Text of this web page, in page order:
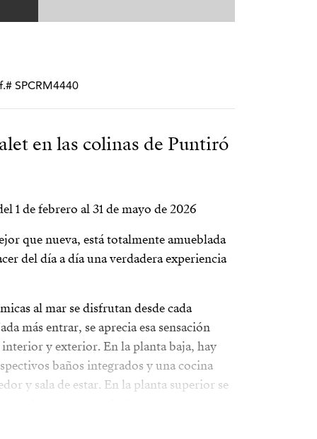
SPCRM4440
en las colinas de Puntiró
1 de febrero al 31 de mayo de 2026
que nueva, está totalmente amueblada
del día a día una verdadera experiencia
al mar se disfrutan desde cada
más entrar, se aprecia esa sensación
y exterior. En la planta baja, hay
baños integrados y una cocina
y sala de estar. En la planta superior se
con vestidor, baño integrado con